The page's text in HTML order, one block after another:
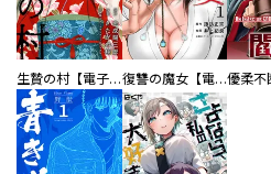
生贄の村【電子単行本版】 復讐の魔女【電子単行本版】